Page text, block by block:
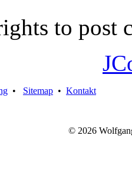
to post
• Sitemap • Kontakt
© 2026